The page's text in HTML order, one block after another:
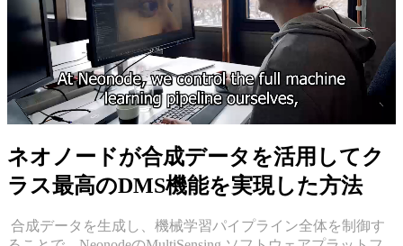
ネオノードが合成データを活用してク
ラス最高のDMS機能を実現した方法
合成データを生成し、機械学習パイプライン全体を制御す